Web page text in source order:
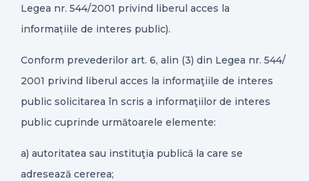
Legea nr. 544/2001 privind liberul acces la
informațiile de interes public).
Conform prevederilor art. 6, alin (3) din Legea nr. 544/
2001 privind liberul acces la informaţiile de interes
public solicitarea în scris a informaţiilor de interes
public cuprinde următoarele elemente:
a) autoritatea sau instituţia publică la care se
adresează cererea;